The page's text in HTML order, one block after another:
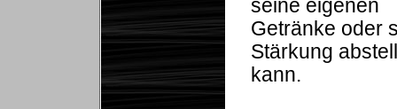
seine eigenen
Getränke oder
Stärkung
kann.